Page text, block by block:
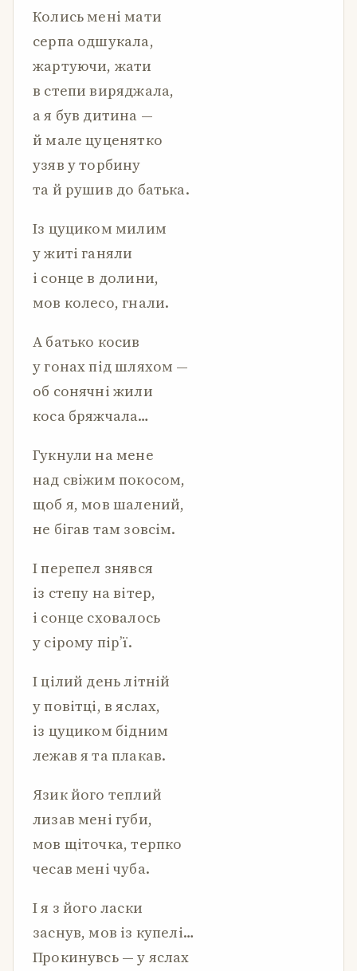
Колись мені мати
серпа одшукала,
жартуючи, жати
в степи виряджала,
а я був дитина —
й мале цуценятко
узяв у торбину
та й рушив до батька.
Із цуциком милим
у житі ганяли
і сонце в долини,
мов колесо, гнали.
А батько косив
у гонах під шляхом —
об сонячні жили
коса бряжчала…
Гукнули на мене
над свіжим покосом,
щоб я, мов шалений,
не бігав там зовсім.
І перепел знявся
із степу на вітер,
і сонце сховалось
у сірому пір’ї.
І цілий день літній
у повітці, в яслах,
із цуциком бідним
лежав я та плакав.
Язик його теплий
лизав мені губи,
мов щіточка, терпко
чесав мені чуба.
І я з його ласки
заснув, мов із купелі…
Прокинувсь — у яслах